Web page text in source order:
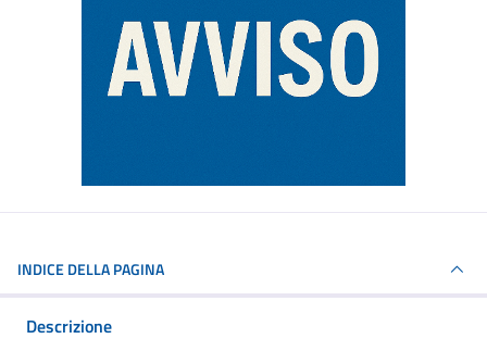
INDICE DELLA PAGINA
Descrizione